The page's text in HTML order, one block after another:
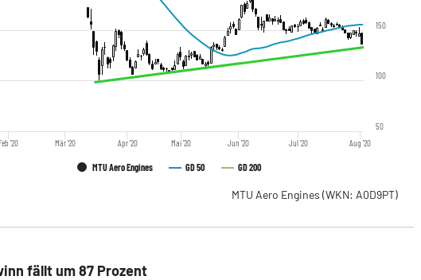
MTU Aero Engines GD 50 GD 200
'20 Mär '20 Apr '20 Mai '20 Jun '20 Jul '20 Aug '20
50
100
150
MTU Aero Engines (WKN: A0D9PT)
fällt um 87 Prozent